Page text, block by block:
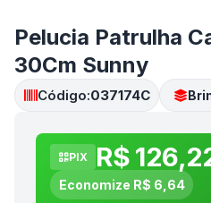
Pelucia Patrulha
30Cm Sunny
Código:037174C
PIX R$
Economize R$ 6,64